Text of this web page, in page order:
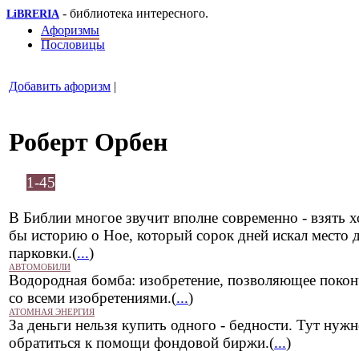
LiBRERIA - библиотека интересного.
Афоризмы
Пословицы
Добавить афоризм |
Роберт Орбен
1-45
В Библии многое звучит вполне современно - взять
бы историю о Ное, который сорок дней искал место
парковки.(...)
АВТОМОБИЛИ
Водородная бомба: изобретение, позволяющее
со всеми изобретениями.(...)
АТОМНАЯ ЭНЕРГИЯ
За деньги нельзя купить одного - бедности. Тут
обратиться к помощи фондовой биржи.(...)